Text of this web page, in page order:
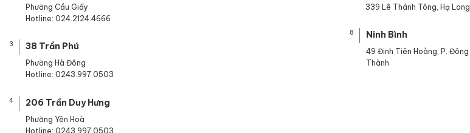
Phường Cầu Giấy
Hotline: 024.2124.4666
3 38 Trần Phú
Phường Hà Đông
Hotline: 0243.997.0503
4 206 Trần Duy Hưng
Phường Yên Hoà
Hotline: 0243.997.0503
339 Lê Thánh Tông, Hạ Long
8 Ninh Bình
49 Đinh Tiên Hoàng, P. Đông
Thành